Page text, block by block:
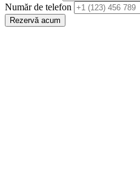
Număr de telefon
Rezervă acum